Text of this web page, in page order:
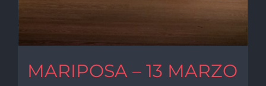
MARIPOSA – 13 MARZO